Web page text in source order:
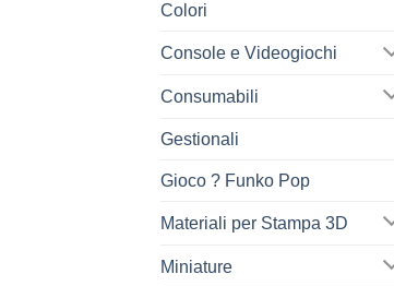
Colori
Console e Videogiochi
Consumabili
Gestionali
Gioco ? Funko Pop
Materiali per Stampa 3D
Miniature